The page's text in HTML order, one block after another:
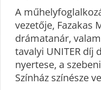
A
vezetője, Fazakas
drámatanár,
tavalyi UNITER díj
nyertese, a
Színház színésze